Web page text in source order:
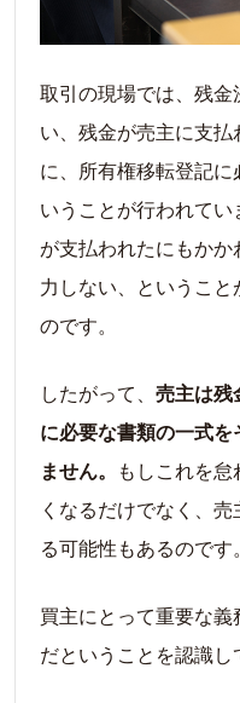
取引の現場では、残
い、残金が売主に支
に、所有権移転登記
いうことが行われて
が支払われたにもか
力しない、というこ
のです。
したがって、 売主は残
に必要な書類の一式
ません。 もしこれを
くなるだけでなく、
る可能性もあるのです。
買主にとって重要な
だということを認識し